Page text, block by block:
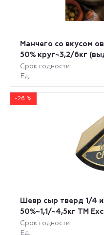
Манчего со вкусом
50% круг~3,2/6кг
Срок годности:
Ед.:
-26 %
Шевр сыр тверд 1/4
50%~1,1/~4,5кг ТМ
Срок годности:
Ед.: